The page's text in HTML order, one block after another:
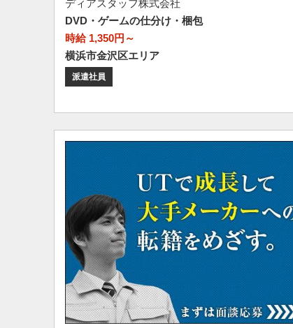
ディアスタッフ株式会社
DVD・ゲームの仕分け・梱包
時給 1,350円～
横浜市金沢区エリア
派遣社員